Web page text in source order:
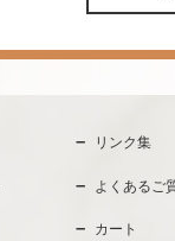
リンク集
よくあるご
カート